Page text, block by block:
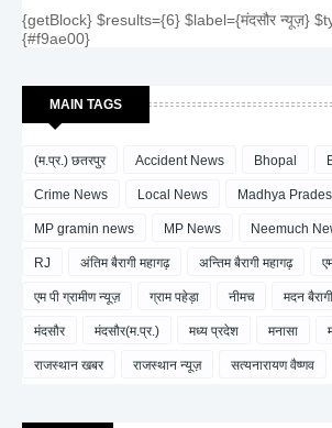
{getBlock} $results={6} $label={मंदसौर न्यूज़}
{#f9ae00}
MAIN TAGS
(म.प्र.) छतरपुर Accident News Bhopal
Crime News Local News Madhya
MP gramin news MP News Neemuch
RJ अंतिम बैरागी महागढ़ अन्तिम बैरागी महागढ़
एम पी ग्रामीण न्यूज़ ग्राम पहेड़ा नीमच मदन बैरागी
मंदसौर मंदसौर(म.प्र.) मध्य प्रदेश मनासा
राजस्थान खबर राजस्थान न्यूज़ सत्यनारायण वैष्णव